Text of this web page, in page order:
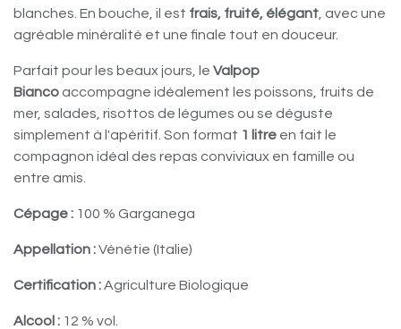
blanches. En bouche, il est frais, fruité, élégant , avec une
agréable minéralité et une finale tout en douceur.
Parfait pour les beaux jours, le Valpop
Bianco accompagne idéalement les poissons, fruits de
mer, salades, risottos de légumes ou se déguste
simplement à l'apéritif. Son format 1 litre en fait le
compagnon idéal des repas conviviaux en famille ou
entre amis.
Cépage : 100 % Garganega
Appellation :Vénétie (Italie)
Certification :Agriculture Biologique
Alcool : 12 % vol.